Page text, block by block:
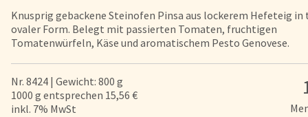
Presse & News
Rezepte
Nährwerte & Allergene
Herkunftsländer
Knusprig gebackene Steinofen Pinsa aus lockerem Hefeteig in
ovaler Form. Belegt mit passierten Tomaten, fruchtigen
Tomatenwürfeln, Käse und aromatischem Pesto Genovese.
Nr. 8424 | Gewicht: 800 g
1000 g entsprechen 15,56 €
inkl. 7% MwSt